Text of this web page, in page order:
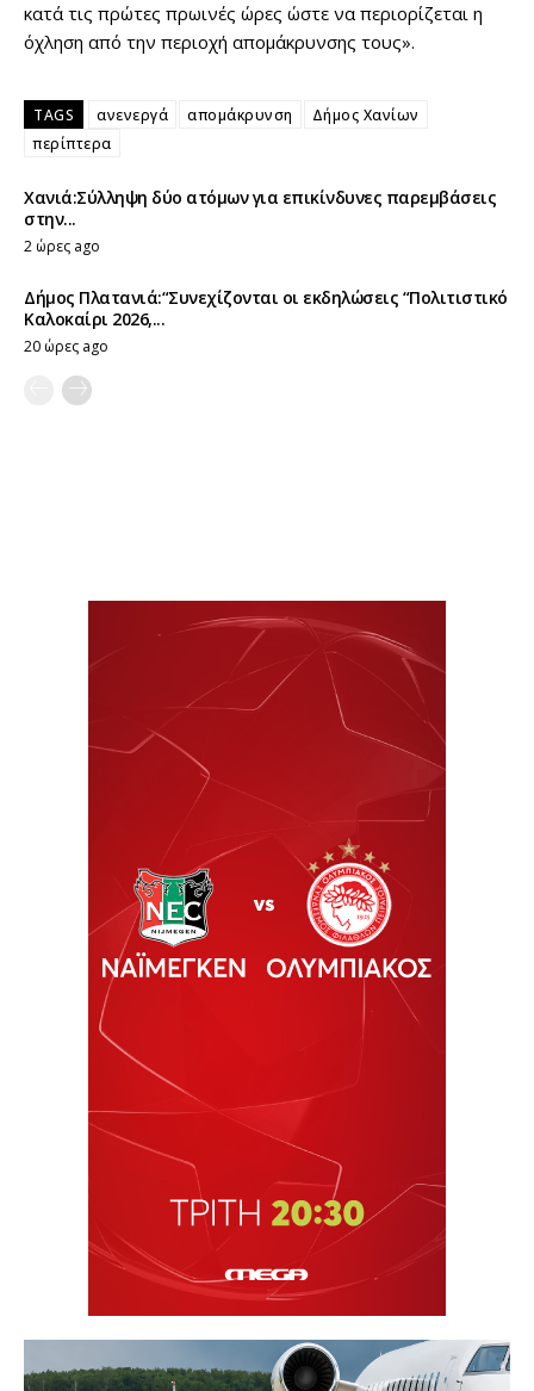
κατά τις πρώτες πρωινές ώρες ώστε να περιορίζεται η
όχληση από την περιοχή απομάκρυνσης τους».
TAGS ανενεργά απομάκρυνση
Δήμος Χανίων
περίπτερα
Χανιά:Σύλληψη δύο ατόμων για επικίνδυνες παρεμβάσεις
στην...
2 ώρες ago
Δήμος Πλατανιά:“Συνεχίζονται οι εκδηλώσεις “Πολιτιστικό
Καλοκαίρι 2026,...
20 ώρες ago